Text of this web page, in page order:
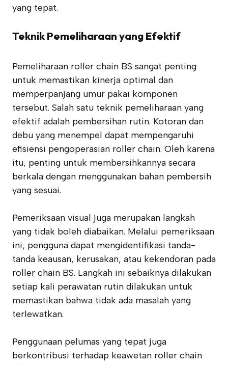
yang tepat.
Teknik Pemeliharaan yang Efektif
Pemeliharaan roller chain BS sangat penting
untuk memastikan kinerja optimal dan
memperpanjang umur pakai komponen
tersebut. Salah satu teknik pemeliharaan yang
efektif adalah pembersihan rutin. Kotoran dan
debu yang menempel dapat mempengaruhi
efisiensi pengoperasian roller chain. Oleh karena
itu, penting untuk membersihkannya secara
berkala dengan menggunakan bahan pembersih
yang sesuai.
Pemeriksaan visual juga merupakan langkah
yang tidak boleh diabaikan. Melalui pemeriksaan
ini, pengguna dapat mengidentifikasi tanda-
tanda keausan, kerusakan, atau kekendoran pada
roller chain BS. Langkah ini sebaiknya dilakukan
setiap kali perawatan rutin dilakukan untuk
memastikan bahwa tidak ada masalah yang
terlewatkan.
Penggunaan pelumas yang tepat juga
berkontribusi terhadap keawetan roller chain